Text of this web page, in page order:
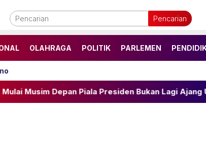
Pencarian
OLAHRAGA POLITIK PARLEMEN
Piala Presiden Bukan Lagi Ajang Untuk Club Tapi